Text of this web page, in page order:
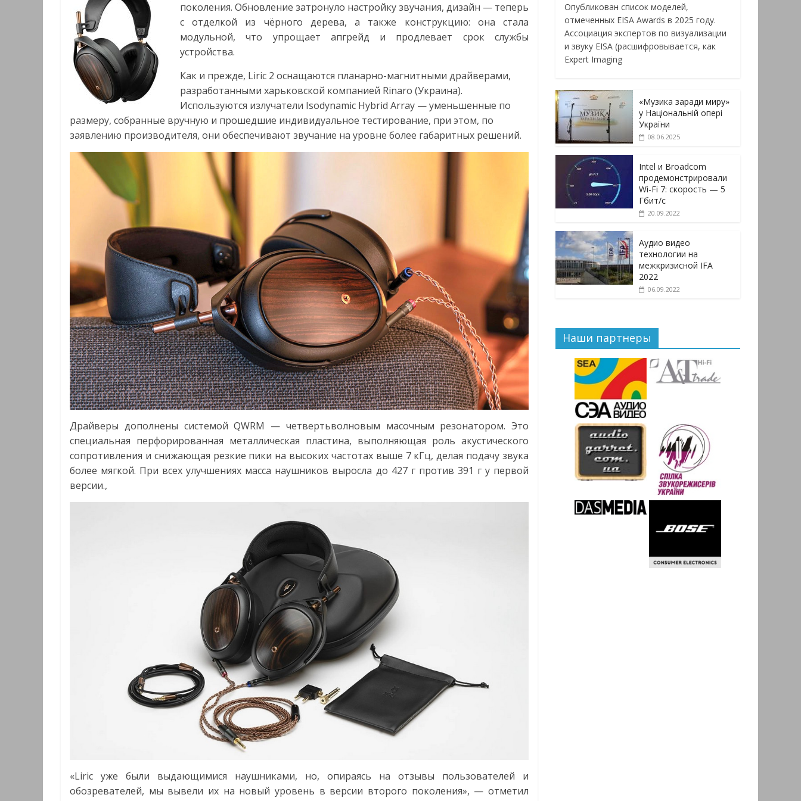
поколения. Обновление затронуло настройку звучания, дизайн — теперь
с отделкой из чёрного дерева, а также конструкцию: она стала
модульной, что упрощает апгрейд и продлевает срок службы
устройства.
Как и прежде, Liric 2 оснащаются планарно-магнитными драйверами,
разработанными харьковской компанией Rinaro (Украина).
Используются излучатели Isodynamic Hybrid Array — уменьшенные по
размеру, собранные вручную и прошедшие индивидуальное тестирование, при этом, по
заявлению производителя, они обеспечивают звучание на уровне более габаритных решений.
Драйверы дополнены системой QWRM — четвертьволновым масочным резонатором. Это
специальная перфорированная металлическая пластина, выполняющая роль акустического
сопротивления и снижающая резкие пики на высоких частотах выше 7 кГц, делая подачу звука
более мягкой. При всех улучшениях масса наушников выросла до 427 г против 391 г у первой
версии.,
«Liric уже были выдающимися наушниками, но, опираясь на отзывы пользователей и
обозревателей, мы вывели их на новый уровень в версии второго поколения», — отметил
Опубликован список моделей,
отмеченных EISA Awards в 2025 году.
Ассоциация экспертов по визуализации
и звуку EISA (расшифровывается, как
Expert Imaging
«Музика заради миру»
у Національній опері
України
08.06.2025
Intel и Broadcom
продемонстрировали
Wi-Fi 7: скорость — 5
Гбит/с
20.09.2022
Аудио видео
технологии на
межкризисной IFA
2022
06.09.2022
Наши партнеры